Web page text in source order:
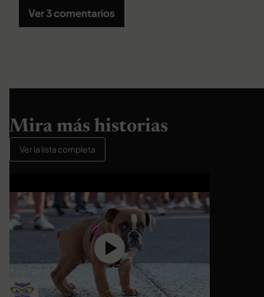
Ver 3 comentarios
Mira más historias
Ver la lista completa